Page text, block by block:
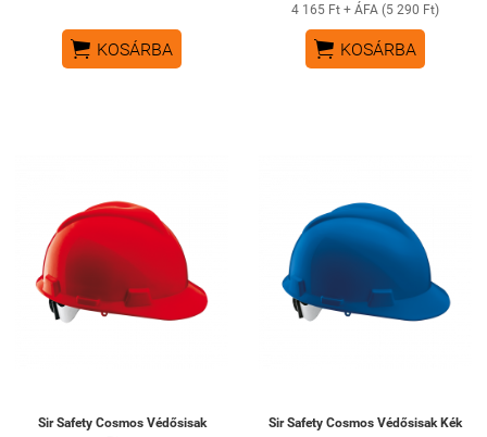
 KOSÁRBA
4 165 Ft + ÁFA (5 290 Ft)
 KOSÁRBA
Sir Safety Cosmos Védősisak
Sir Safety Cosmos Védősisak Kék